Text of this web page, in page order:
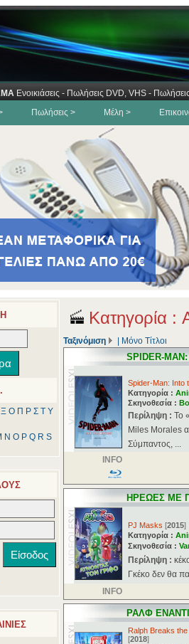
Ενοικιάσεις - Πωλήσεις DVD, VHS -
Πωλήσεις > Μέλη >
Ξ Ο Π Ρ Σ Τ Υ
N O P Q R S
Κατηγορία :
Ταξινόμιση Μόνο Τίτλοι
SPIDER-
Spider-Man: Into
Κατηγορία :
Σκηνοθεσία :
Περίληψη : Το
Miles Morales
Σύμπαντος, ...
INFO
ΗΡΕΩΕΣ ΜΕ
PJ Masks [2015]
Κατηγορία :
Σκηνοθεσία :
Περίληψη :
Γκέκο δεν θα
INFO
ΡΑΛΦ
Ralph Breaks
[2018]